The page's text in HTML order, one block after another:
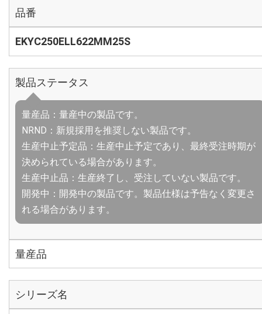
品番
EKYC250ELL622MM25S
製品ステータス
量産品：量産中の製品です。
NRND：新規採用を推奨しない製品です。
生産中止予定品：生産中止予定であり、最終受注時期が
決められている場合があります。
生産中止品：生産終了し、受注していない製品です。
開発中：開発中の製品です。製品仕様は予告なく変更さ
れる場合があります。
量産品
シリーズ名